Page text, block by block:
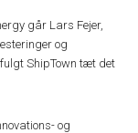
går Lars Fejer,
og
ShipTown tæt det
og